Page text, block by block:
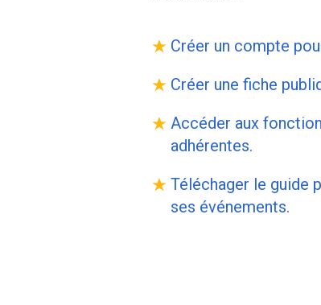
Créer un compte
Créer une fiche
Accéder aux
adhérentes.
Téléchager le guide
ses événements.